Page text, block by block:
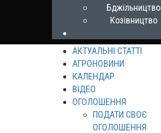
Бджільництво
Козівництво
АКТУАЛЬНІ СТАТТІ
АГРОНОВИНИ
КАЛЕНДАР
ВІДЕО
ОГОЛОШЕННЯ
ПОДАТИ СВОЄ
ОГОЛОШЕННЯ